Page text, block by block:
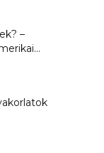
–